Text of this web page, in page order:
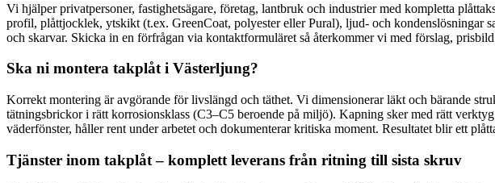
Vi hjälper privatpersoner, fastighetsägare, företag, lantbruk och industrier med kompletta
profil, plåttjocklek, ytskikt (t.ex. GreenCoat, polyester eller Pural), ljud- och kondenslösningar
och skarvar. Skicka in en förfrågan via kontaktformuläret så återkommer vi med förslag,
Ska ni montera takplåt i Västerljung?
Korrekt montering är avgörande för livslängd och täthet. Vi dimensionerar läkt och bärande
tätningsbrickor i rätt korrosionsklass (C3–C5 beroende på miljö). Kapning sker med rätt
väderfönster, håller rent under arbetet och dokumenterar kritiska moment. Resultatet blir ett
Tjänster inom takplåt – komplett leverans från ritning till sista skruv